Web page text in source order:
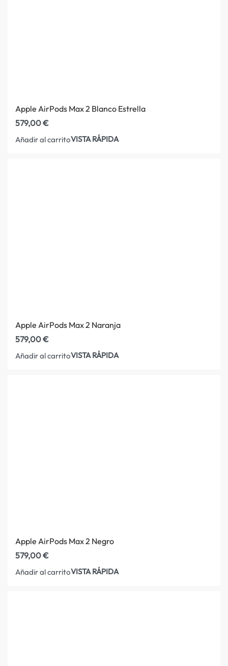
Apple AirPods Max 2 Blanco Estrella
579,00€
Añadir al carritoVISTA RÁPIDA
Apple AirPods Max 2 Naranja
579,00€
Añadir al carritoVISTA RÁPIDA
Apple AirPods Max 2 Negro
579,00€
Añadir al carritoVISTA RÁPIDA